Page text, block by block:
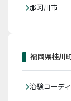
那珂川市
福岡県桂川
治験コーデ